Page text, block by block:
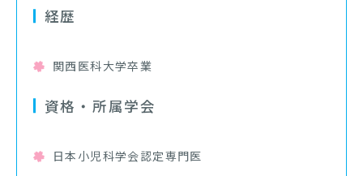
経歴
関西医科大学卒業
資格・所属学会
日本小児科学会認定専門医